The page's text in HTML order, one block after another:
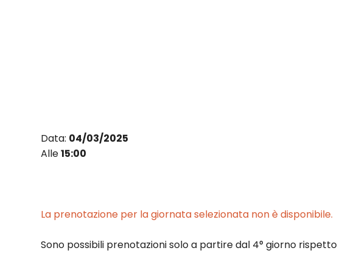
Data: 04/03/2025
Alle15:00
La prenotazione per la giornata selezionata non è disponibile.
Sono possibili prenotazioni solo a partire dal 4° giorno